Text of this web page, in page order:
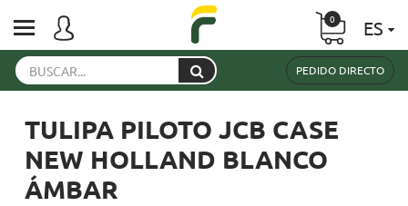
PEDIDO DIRECTO
ES
0
TULIPA PILOTO JCB CASE
NEW HOLLAND BLANCO
ÁMBAR